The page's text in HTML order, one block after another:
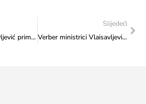
Ministrica Vlaisavljević primila u radnu posjetu direktoricu JP „Filmski Centar Sarajevo“
Slijedeći
Verber ministrici Vlaisavljević predstavio 30. jubilarni SVEM